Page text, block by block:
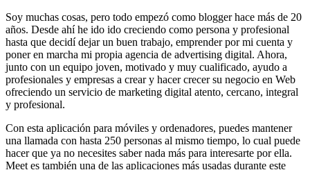
Soy muchas cosas, pero todo empezó como blogger hace más de 20
años. Desde ahí he ido ido creciendo como persona y profesional
hasta que decidí dejar un buen trabajo, emprender por mi cuenta y
poner en marcha mi propia agencia de advertising digital. Ahora,
junto con un equipo joven, motivado y muy cualificado, ayudo a
profesionales y empresas a crear y hacer crecer su negocio en Web
ofreciendo un servicio de marketing digital atento, cercano, integral
y profesional.
Con esta aplicación para móviles y ordenadores, puedes mantener
una llamada con hasta 250 personas al mismo tiempo, lo cual puede
hacer que ya no necesites saber nada más para interesarte por ella.
Meet es también una de las aplicaciones más usadas durante este